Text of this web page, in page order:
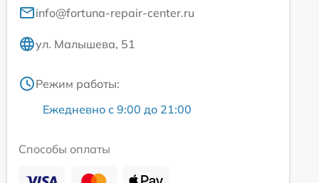
info@fortuna-repair-center.ru
ул. Малышева, 51
Режим работы:
Ежедневно с 9:00 до 21:00
Способы оплаты